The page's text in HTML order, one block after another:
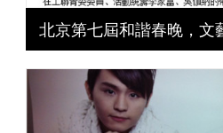
北京第七屆和諧春晚，文